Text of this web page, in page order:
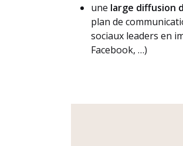
une large diffusion
plan de
sociaux leaders en
Facebook, …)